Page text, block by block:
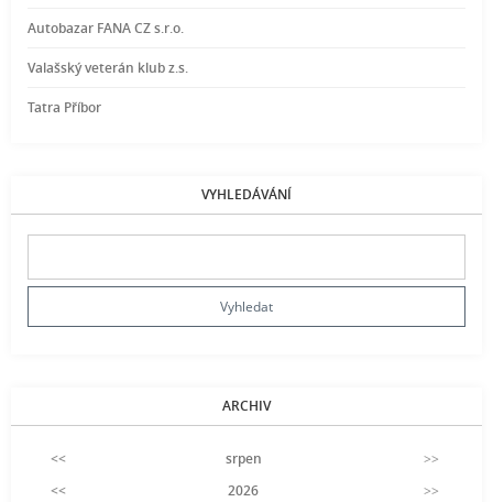
Autobazar FANA CZ s.r.o.
Valašský veterán klub z.s.
Tatra Příbor
VYHLEDÁVÁNÍ
ARCHIV
<< srpen
>>
<<
2026
>>